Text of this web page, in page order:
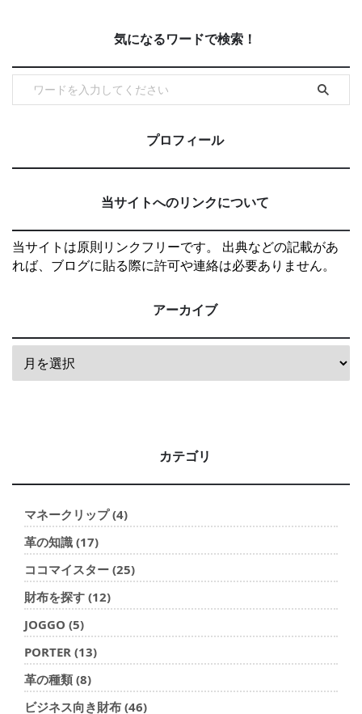
気になるワードで検索！
プロフィール
当サイトへのリンクについて
当サイトは原則リンクフリーです。 出典などの記載があ
れば、ブログに貼る際に許可や連絡は必要ありません。
アーカイブ
カテゴリ
マネークリップ (4)
革の知識 (17)
ココマイスター (25)
財布を探す (12)
JOGGO (5)
PORTER (13)
革の種類 (8)
ビジネス向き財布 (46)